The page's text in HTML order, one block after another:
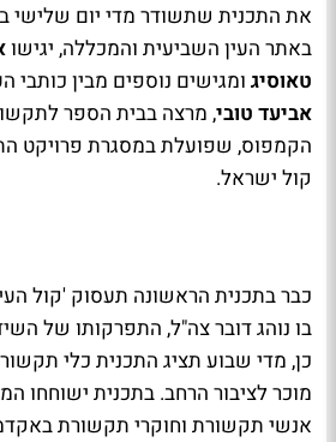
באתר העין השביעית והמכללה, יגישו
טאוסיג ומגישים נוספים מבין כותבי
אביעד טובי, מרצה בבית הספר
הקמפוס, שפועלת במסגרת פרויקט
קול ישראל.
כבר בתכנית הראשונה תעסוק 'קול
בו נוהג דובר צה"ל, התפרקותו של
כן, מדי שבוע תציג התכנית כלי
מוכר לציבור הרחב. בתכנית ישוחחו
אנשי תקשורת וחוקרי תקשורת